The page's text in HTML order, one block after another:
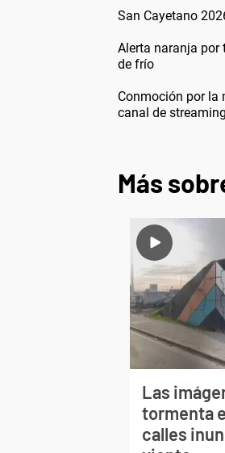
San Cayetano
Alerta naranja por
de frío
Conmoción por la
canal de streaming
Más
Las
tormenta
calles